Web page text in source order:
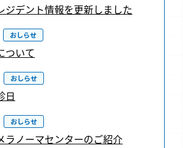
ジデント情報を更新しました
おしらせ
ついて
おしらせ
日
おしらせ
ラノーマセンターのご紹介